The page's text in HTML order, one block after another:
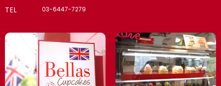
TEL 03-6447-7279